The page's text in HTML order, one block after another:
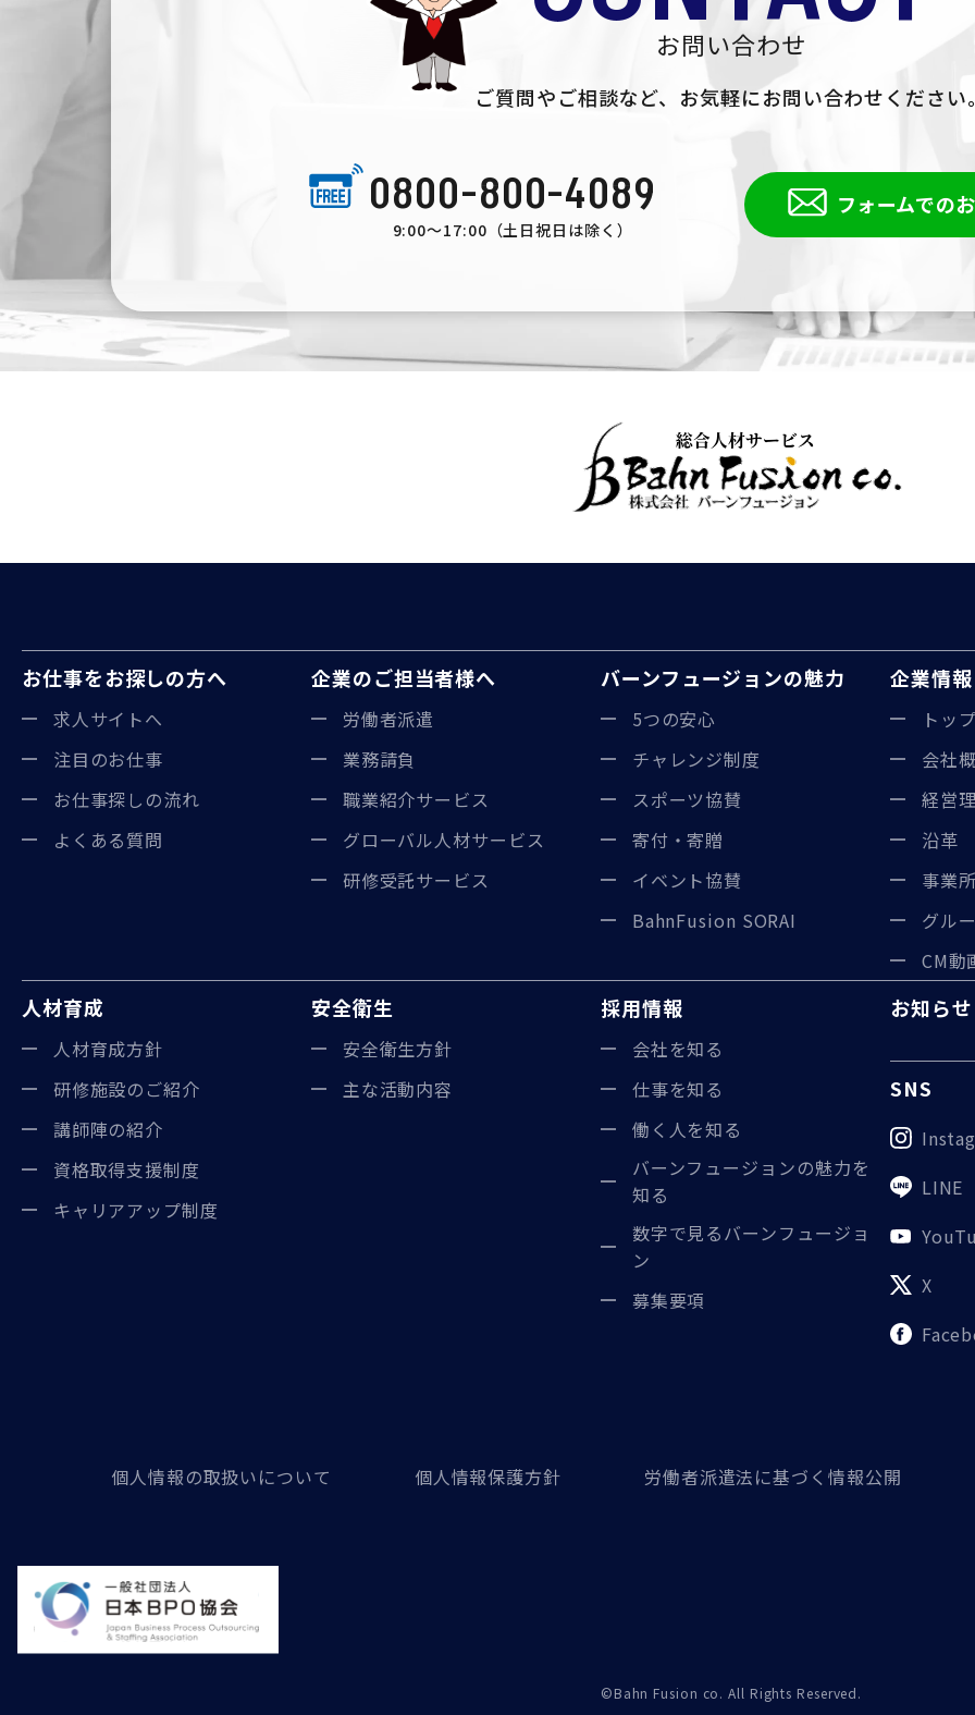
お問い合わせ
ご質問やご相談など、 お気軽にお問い合わせください
0800-800-4089
9:00〜17:00（土日祝日は除く）
フォームでの
お仕事をお探しの方へ
求人サイトへ
注目のお仕事
お仕事探しの流れ
よくある質問
企業のご担当者様へ
労働者派遣
業務請負
職業紹介サービス
グローバル人材サービス
研修受託サービス
バーンフュージョンの魅力
5つの安心
チャレンジ制度
スポーツ協賛
寄付・寄贈
イベント協賛
BahnFusion SORAI
企業情報
トッ
会社
経営
沿革
事業
グル
CM動
人材育成
人材育成方針
研修施設のご紹介
講師陣の紹介
資格取得支援制度
キャリアアップ制度
安全衛生
安全衛生方針
主な活動内容
採用情報
会社を知る
仕事を知る
働く人を知る
バーンフュージョンの魅力を
知る
数字で見るバーンフュージョ
ン
募集要項
お知らせ
SNS
LINE
X
個人情報の取扱いについて 個人情報保護方針 労働者派遣法に基づく情報公開
©Bahn Fusion co. All Rights Reserved.